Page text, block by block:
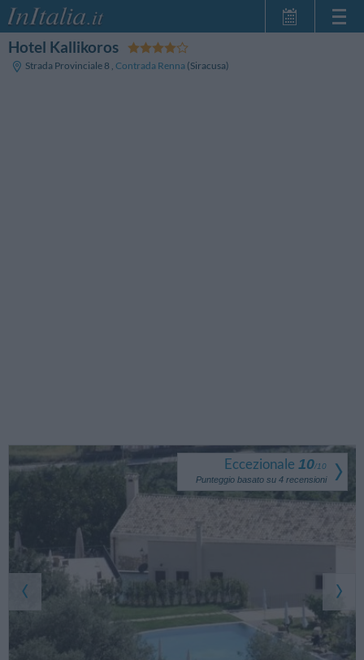
Hotel Kallikoros
Strada Provinciale 8 , Contrada Renna (Siracusa)
Eccezionale 10/10
Punteggio basato su 4 recensioni